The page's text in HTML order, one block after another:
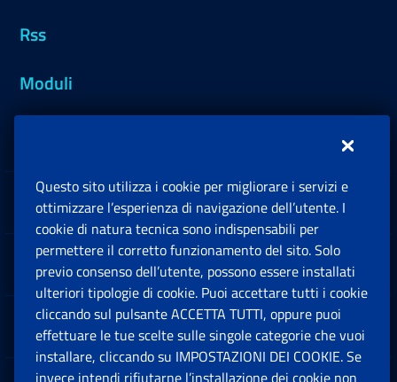
Rss
Moduli
Sedi e Contatti
Software
Note Legali
Questo sito utilizza i cookie per migliorare i servizi e
ottimizzare l’esperienza di navigazione dell’utente. I
cookie di natura tecnica sono indispensabili per
permettere il corretto funzionamento del sito. Solo
previo consenso dell’utente, possono essere installati
ulteriori tipologie di cookie. Puoi accettare tutti i cookie
cliccando sul pulsante ACCETTA TUTTI, oppure puoi
effettuare le tue scelte sulle singole categorie che vuoi
installare, cliccando su IMPOSTAZIONI DEI COOKIE. Se
invece intendi rifiutarne l’installazione dei cookie non